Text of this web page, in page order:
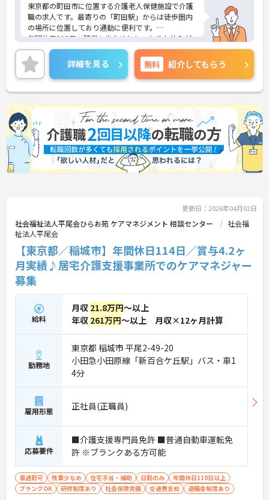
東京都の町田市に位置する介護老人保健施設で介護
職の求人です。最寄りの「町田駅」からは徒歩圏内
の場所に位置しており通勤に便利です。
年間休日110日、残業も少なめとしっかりお休みが
取得できるので、メリハリのついた勤務が可能★
あなたの経験やスキルを活かして、高齢者の皆さま
が安心して過ごせる空間づくりにチャレンジしてみ
ませんか？
ご興味のある方は面接対策ポイントや求人の詳細な
どお話いたしますのでお気軽にお問い合わせくださ
い。
詳細を見る 無料 紹介してもらう
更新日：2026年04月02日
社会福祉法人平尾会ひらお苑 ケアマネジメント 相談センター
社会福
祉法人平尾会
【東京都／稲城市】年間休日114日／賞与4.2ヶ
月実績♪居宅介護支援事業所でのケアマネジャー
募集
給料
月収 21.8万円～以上
年収 261万円～以上 月収×12ヶ月計算
勤務地
東京都 稲城市 平尾2-49-20
小田急小田原線「新百合ケ丘駅」バス・車1
4分
雇用形態 正社員(正職員)
応募要件
■介護支援専門員免許 ■普通自動車運転免
許 ※ブランクある方可能
車通勤可 残業少なめ 住宅手当・補助 日勤のみ
年間休日110日以上
ブランクOK
研修制度あり 社会保険完備 交通費支給 退職金制度あり